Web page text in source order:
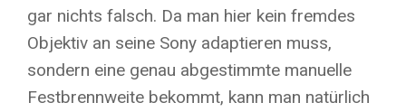
gar nichts falsch. Da man hier kein fremdes
Objektiv an seine Sony adaptieren muss,
sondern eine genau abgestimmte manuelle
Festbrennweite bekommt, kann man natürlich